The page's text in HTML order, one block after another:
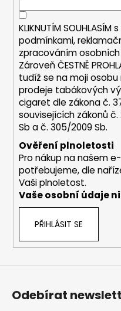
e
b
u
e
e
n
a
?
KLIKNUTÍM SOUHLASÍM s
podmínkami,
zpracováním
Zároveň ČESTNĚ
tudíž se na moji
prodeje tabákových
cigaret dle zákona č.
souvisejících zákonů
Sb a č. 305/2009 Sb.
Ověření plnoletosti
Pro nákup na našem
potřebujeme, dle
Vaši plnoletost.
Vaše osobní údaje
PŘIHLÁSIT SE
Odebírat